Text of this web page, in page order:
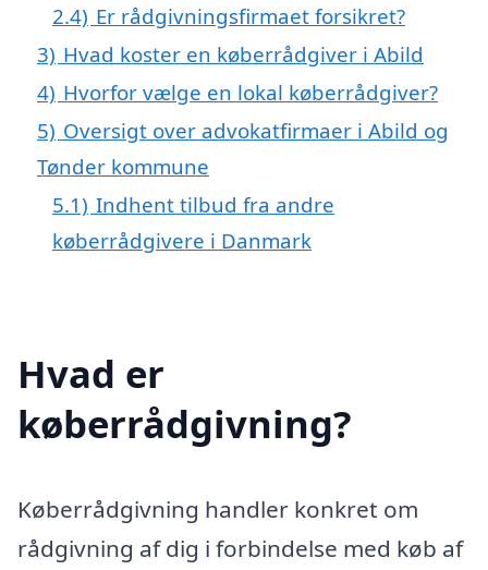
2.4) Er rådgivningsfirmaet forsikret?
3) Hvad koster en køberrådgiver i Abild
4) Hvorfor vælge en lokal køberrådgiver?
5) Oversigt over advokatfirmaer i Abild og
Tønder kommune
5.1) Indhent tilbud fra andre
køberrådgivere i Danmark
Hvad er
køberrådgivning?
Køberrådgivning handler konkret om
rådgivning af dig i forbindelse med køb af